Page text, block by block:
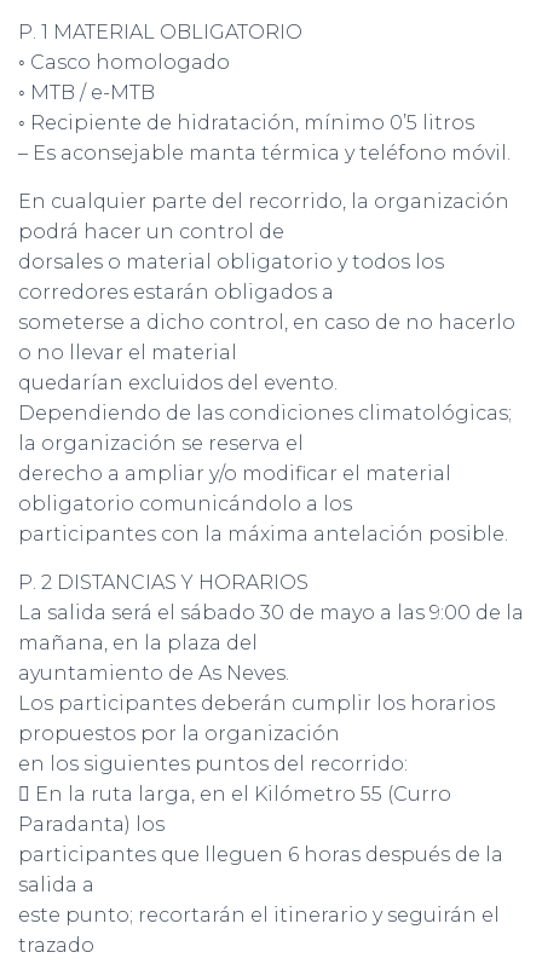
P. 1 MATERIAL OBLIGATORIO
◦ Casco homologado
◦ MTB / e-MTB
◦ Recipiente de hidratación, mínimo 0’5 litros
– Es aconsejable manta térmica y teléfono móvil.
En cualquier parte del recorrido, la organización
podrá hacer un control de
dorsales o material obligatorio y todos los
corredores estarán obligados a
someterse a dicho control, en caso de no hacerlo
o no llevar el material
quedarían excluidos del evento.
Dependiendo de las condiciones climatológicas;
la organización se reserva el
derecho a ampliar y/o modificar el material
obligatorio comunicándolo a los
participantes con la máxima antelación posible.
P. 2 DISTANCIAS Y HORARIOS
La salida será el sábado 30 de mayo a las 9:00 de la
mañana, en la plaza del
ayuntamiento de As Neves.
Los participantes deberán cumplir los horarios
propuestos por la organización
en los siguientes puntos del recorrido:
 En la ruta larga, en el Kilómetro 55 (Curro
Paradanta) los
participantes que lleguen 6 horas después de la
salida a
este punto; recortarán el itinerario y seguirán el
trazado